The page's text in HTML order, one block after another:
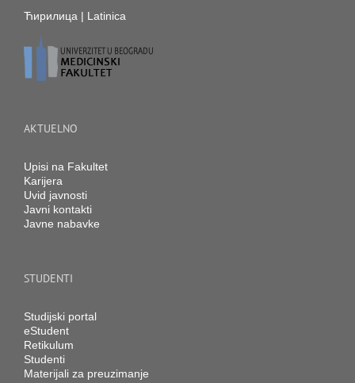
Ћирилица | Latinica
AKTUELNO
Upisi na Fakultet
Karijera
Uvid javnosti
Javni kontakti
Javne nabavke
STUDENTI
Studijski portal
eStudent
Retikulum
Studenti
Materijali za preuzimanje